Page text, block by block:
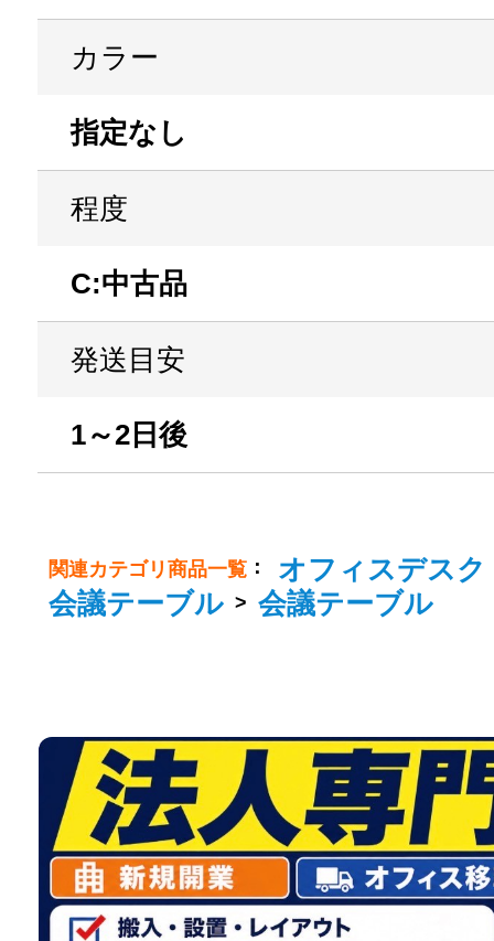
カラー
指定なし
程度
C:中古品
発送目安
1～2日後
関連カテゴリ商品一覧 ：
オフィスデスク
会議テーブル > 会議テーブル